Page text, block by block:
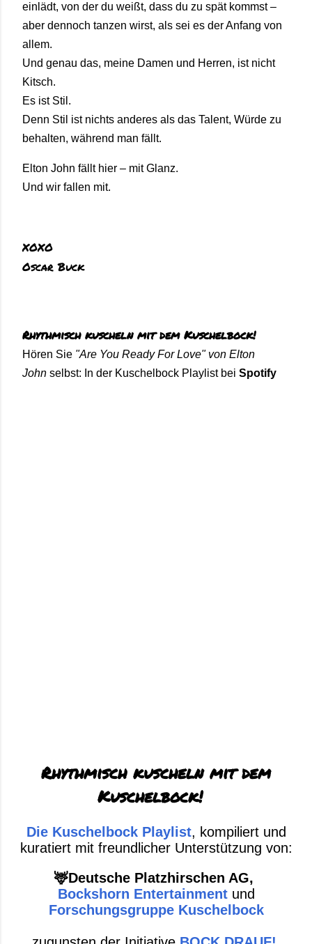
einlädt, von der du weißt, dass du zu spät kommst –
aber dennoch tanzen wirst, als sei es der Anfang von
allem.
Und genau das, meine Damen und Herren, ist nicht
Kitsch.
Es ist Stil.
Denn Stil ist nichts anderes als das Talent, Würde zu
behalten, während man fällt.
Elton John fällt hier – mit Glanz.
Und wir fallen mit.
XOXO
Oscar Buck
Rhythmisch kuscheln mit dem Kuschelbock!
Hören Sie "Are You Ready For Love" von Elton
John selbst: In der Kuschelbock Playlist bei Spotify
Rhythmisch kuscheln mit dem
Kuschelbock!
Die Kuschelbock Playlist, kompiliert und
kuratiert mit freundlicher Unterstützung von:
🦌Deutsche Platzhirschen AG,
Bockshorn Entertainmentund
Forschungsgruppe Kuschelbock